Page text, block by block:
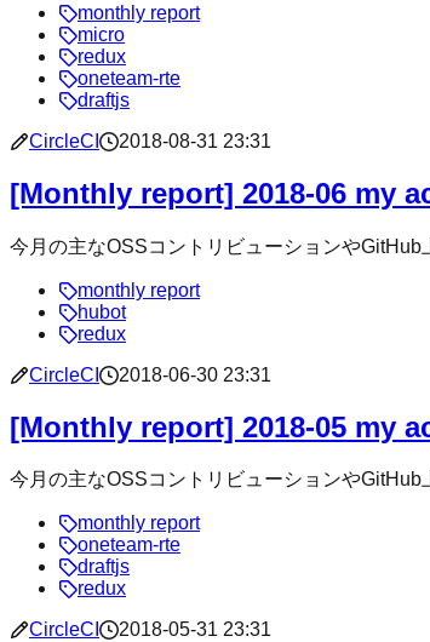
monthly report
micro
redux
oneteam-rte
draftjs
CircleCI
2018-08-31 23:31
[Monthly report] 2018-06 my
今月の主なOSSコントリビューションや
monthly report
hubot
redux
CircleCI
2018-06-30 23:31
[Monthly report] 2018-05 my
今月の主なOSSコントリビューションや
monthly report
oneteam-rte
draftjs
redux
CircleCI
2018-05-31 23:31